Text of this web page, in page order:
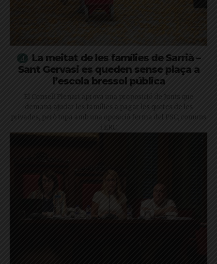
La meitat de les famílies de Sarrià –
Sant Gervasi es queden sense plaça a
l’escola bressol pública
El Consell Plenari aprova una proposició de Junts que
demana ajudar les famílies a pagar les quotes de les
privades, però topa amb una oposició ferma del PSC, comuns
i ERC